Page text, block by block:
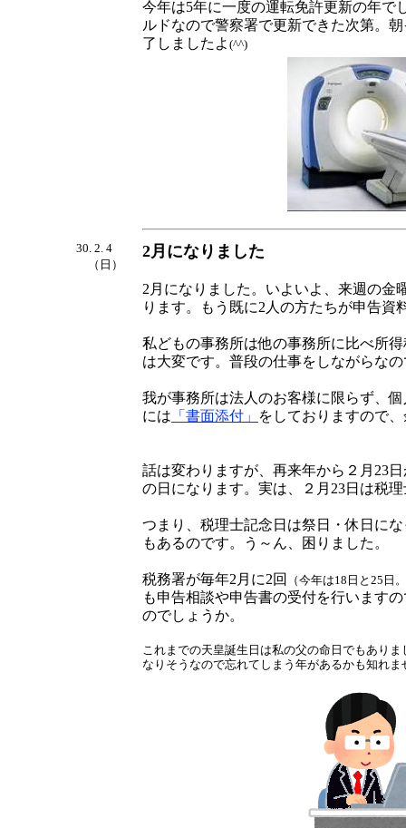
今年は5年に一度の運転免許更新の年で
ルドなので警察署で更新できた次第。
了しましたよ (^^)
30. 2. 4
（日）
2月になりました
2月になりました。いよいよ、来週の金
ります。もう既に2人の方たちが申告
私どもの事務所は他の事務所に比べ所
は大変です。普段の仕事をしながらな
我が事務所は法人のお客様に限らず、
には 「書面添付」 をしておりますので
話は変わりますが、再来年から２月23
の日になります。実は、２月23日は税
つまり、税理士記念日は祭日・休日に
もあるのです。う～ん、困りました。
税務署が毎年2月に2回 （今年は18日と25日
も申告相談や申告書の受付を行います
のでしょうか。
これまでの天皇誕生日は私の父の命日でもあり
なりそうなので忘れてしまう年があるかも知れま